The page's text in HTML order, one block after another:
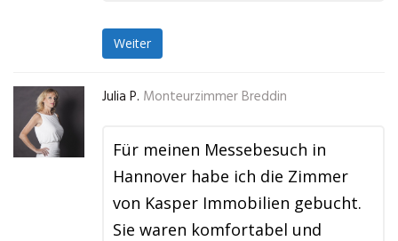
Weiter
Julia P. Monteurzimmer Breddin
Für meinen Messebesuch in
Hannover habe ich die Zimmer
von Kasper Immobilien gebucht.
Sie waren komfortabel und